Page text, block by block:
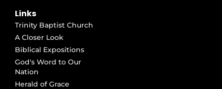
Links
Trinity Baptist Church
A Closer Look
Biblical Expositions
God's Word to Our
Nation
Herald of Grace